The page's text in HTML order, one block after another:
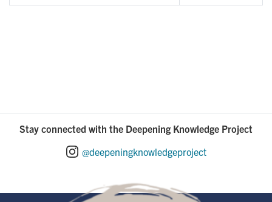
Stay connected with the Deepening Knowledge Project
@deepeningknowledgeproject